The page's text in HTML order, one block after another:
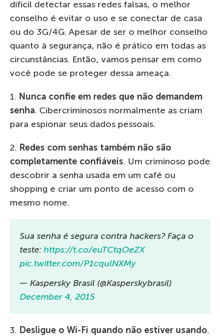
difícil detectar essas redes falsas, o melhor
conselho é evitar o uso e se conectar de casa
ou do 3G/4G. Apesar de ser o melhor conselho
quanto à segurança, não é prático em todas as
circunstâncias. Então, vamos pensar em como
você pode se proteger dessa ameaça.
1. Nunca confie em redes que não demandem
senha. Cibercriminosos normalmente as criam
para espionar seus dados pessoais.
2. Redes com senhas também não são
completamente confiáveis. Um criminoso pode
descobrir a senha usada em um café ou
shopping e criar um ponto de acesso com o
mesmo nome.
Sua senha é segura contra hackers? Faça o
teste: https://t.co/euTCtqOeZX
pic.twitter.com/P1cqulNXMy
— Kaspersky Brasil (@Kasperskybrasil)
December 4, 2015
3. Desligue o Wi-Fi quando não estiver usando.